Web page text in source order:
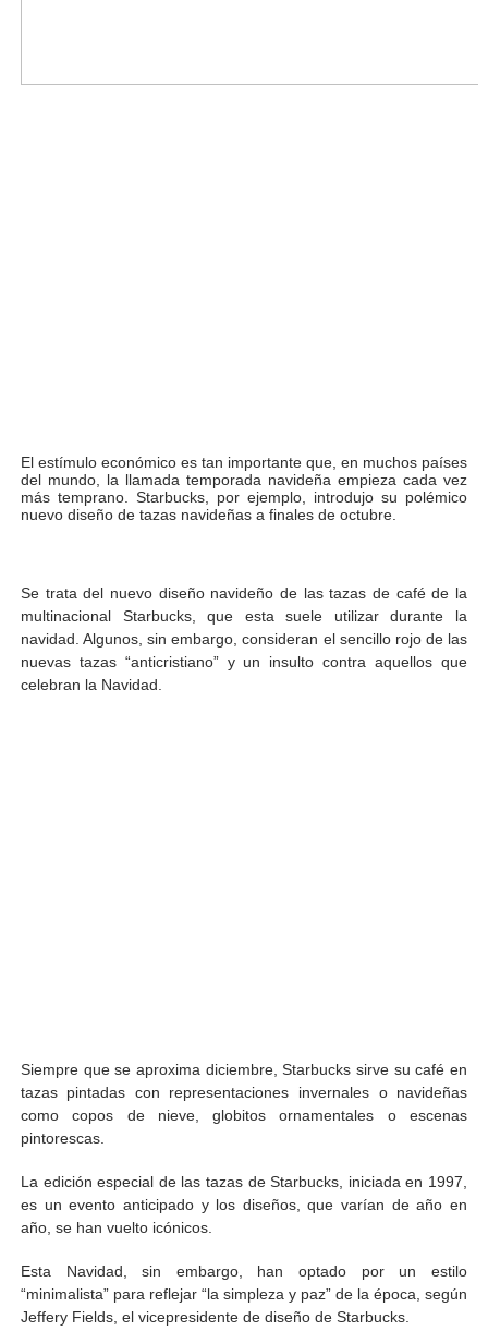
El estímulo económico es tan importante que, en muchos países
del mundo, la llamada temporada navideña empieza cada vez
más temprano. Starbucks, por ejemplo, introdujo su polémico
nuevo diseño de tazas navideñas a finales de octubre.
Se trata del nuevo diseño navideño de las tazas de café de la
multinacional Starbucks, que esta suele utilizar durante la
navidad. Algunos, sin embargo, consideran el sencillo rojo de las
nuevas tazas “anticristiano” y un insulto contra aquellos que
celebran la Navidad.
Siempre que se aproxima diciembre, Starbucks sirve su café en
tazas pintadas con representaciones invernales o navideñas
como copos de nieve, globitos ornamentales o escenas
pintorescas.
La edición especial de las tazas de Starbucks, iniciada en 1997,
es un evento anticipado y los diseños, que varían de año en
año, se han vuelto icónicos.
Esta Navidad, sin embargo, han optado por un estilo
“minimalista” para reflejar “la simpleza y paz” de la época, según
Jeffery Fields, el vicepresidente de diseño de Starbucks.